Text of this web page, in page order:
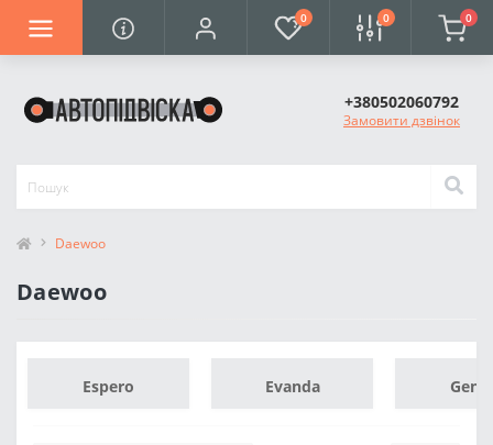
0 0 0
+380502060792
Замовити дзвінок
Daewoo
Daewoo
Espero Evanda